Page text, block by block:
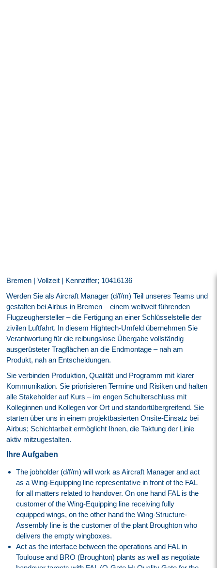
Bremen | Vollzeit | Kennziffer; 10416136
Werden Sie als Aircraft Manager (d/f/m) Teil unseres Teams und
gestalten bei Airbus in Bremen – einem weltweit führenden
Flugzeughersteller – die Fertigung an einer Schlüsselstelle der
zivilen Luftfahrt. In diesem Hightech-Umfeld übernehmen Sie
Verantwortung für die reibungslose Übergabe vollständig
ausgerüsteter Tragflächen an die Endmontage – nah am
Produkt, nah an Entscheidungen.
Sie verbinden Produktion, Qualität und Programm mit klarer
Kommunikation. Sie priorisieren Termine und Risiken und halten
alle Stakeholder auf Kurs – im engen Schulterschluss mit
Kolleginnen und Kollegen vor Ort und standortübergreifend. Sie
starten über uns in einem projektbasierten Onsite-Einsatz bei
Airbus; Schichtarbeit ermöglicht Ihnen, die Taktung der Linie
aktiv mitzugestalten.
Ihre Aufgaben
The jobholder (d/f/m) will work as Aircraft Manager and act
as a Wing-Equipping line representative in front of the FAL
for all matters related to handover. On one hand FAL is the
customer of the Wing-Equipping line receiving fully
equipped wings, on the other hand the Wing-Structure-
Assembly line is the customer of the plant Broughton who
delivers the empty wingboxes.
Act as the interface between the operations and FAL in
Toulouse and BRO (Broughton) plants as well as negotiate